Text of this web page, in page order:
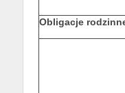
Obligacje